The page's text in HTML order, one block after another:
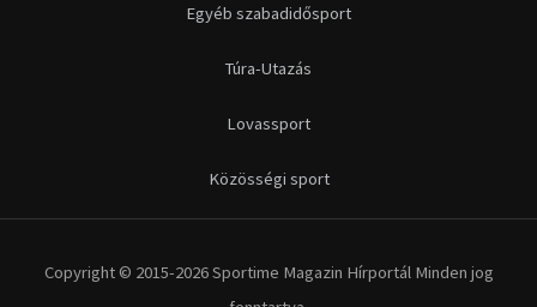
Egyéb szabadidősport
Túra-Utazás
Lovassport
Közösségi sport
Copyright © 2015-2026 Sportime Magazin Hírportál Minden jog